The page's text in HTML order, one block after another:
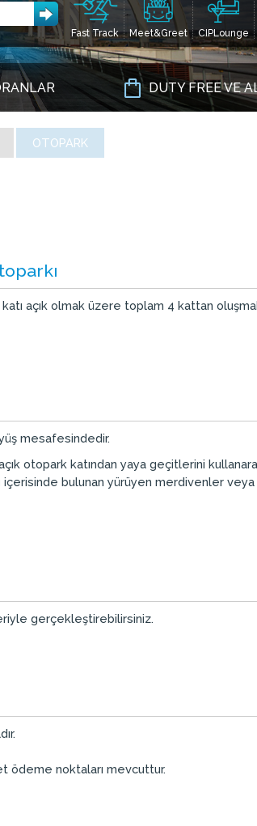
Fast Track Meet&Greet CIPLounge
DUTY FREE VE
OTOPARK
açık olmak üzere toplam 4 kattan
mesafesindedir.
otopark katından yaya geçitlerini
bulunan yürüyen merdivenler veya
gerçekleştirebilirsiniz.
ödeme noktaları mevcuttur.